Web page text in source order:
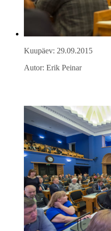
Kuupäev: 29.09.2015
Autor: Erik Peinar